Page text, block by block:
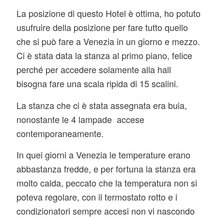
La posizione di questo Hotel è ottima, ho potuto
usufruire della posizione per fare tutto quello
che si può fare a Venezia in un giorno e mezzo.
Ci è stata data la stanza al primo piano, felice
perché per accedere solamente alla hall
bisogna fare una scala ripida di 15 scalini.
La stanza che ci è stata assegnata era buia,
nonostante le 4 lampade accese
contemporaneamente.
In quei giorni a Venezia le temperature erano
abbastanza fredde, e per fortuna la stanza era
molto calda, peccato che la temperatura non si
poteva regolare, con il termostato rotto e i
condizionatori sempre accesi non vi nascondo